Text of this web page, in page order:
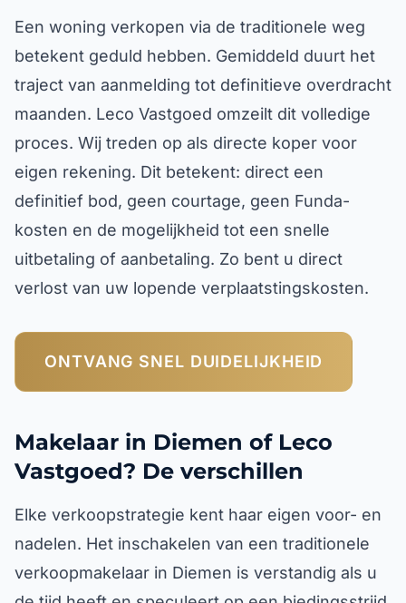
Een woning verkopen via de traditionele weg
betekent geduld hebben. Gemiddeld duurt het
traject van aanmelding tot definitieve overdracht
maanden. Leco Vastgoed omzeilt dit volledige
proces. Wij treden op als directe koper voor
eigen rekening. Dit betekent: direct een
definitief bod, geen courtage, geen Funda-
kosten en de mogelijkheid tot een snelle
uitbetaling of aanbetaling. Zo bent u direct
verlost van uw lopende verplaatstingskosten.
ONTVANG SNEL DUIDELIJKHEID
Makelaar in Diemen of Leco
Vastgoed? De verschillen
Elke verkoopstrategie kent haar eigen voor- en
nadelen. Het inschakelen van een traditionele
verkoopmakelaar in Diemen is verstandig als u